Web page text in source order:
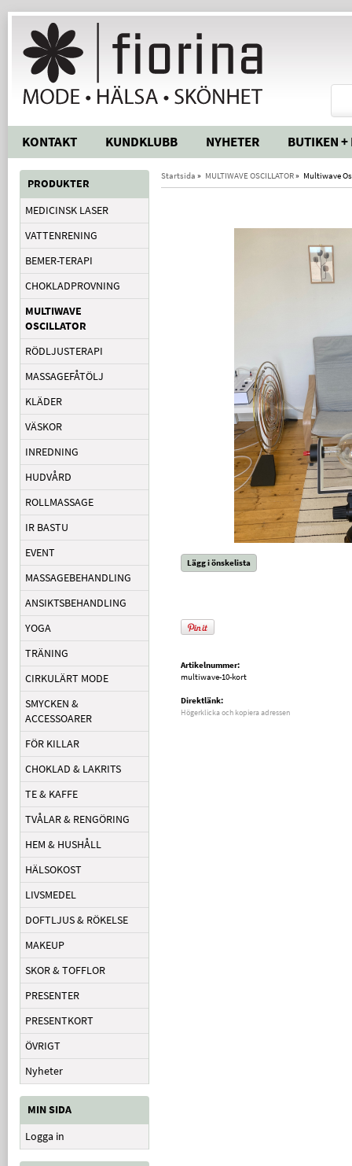
KONTAKT KUNDKLUBB NYHETER BUTIKEN +
PRODUKTER
MEDICINSK LASER
VATTENRENING
BEMER-TERAPI
CHOKLADPROVNING
MULTIWAVE
OSCILLATOR
RÖDLJUSTERAPI
MASSAGEFÅTÖLJ
KLÄDER
VÄSKOR
INREDNING
HUDVÅRD
ROLLMASSAGE
IR BASTU
EVENT
MASSAGEBEHANDLING
ANSIKTSBEHANDLING
YOGA
TRÄNING
CIRKULÄRT MODE
SMYCKEN &
ACCESSOARER
FÖR KILLAR
CHOKLAD & LAKRITS
TE & KAFFE
TVÅLAR & RENGÖRING
HEM & HUSHÅLL
HÄLSOKOST
LIVSMEDEL
DOFTLJUS & RÖKELSE
MAKEUP
SKOR & TOFFLOR
PRESENTER
PRESENTKORT
ÖVRIGT
Nyheter
MIN SIDA
Logga in
Startsida » MULTIWAVE OSCILLATOR» Multiwave
Lägg i önskelista
Artikelnummer:
multiwave-10-kort
Direktlänk:
Högerklicka och kopiera adressen